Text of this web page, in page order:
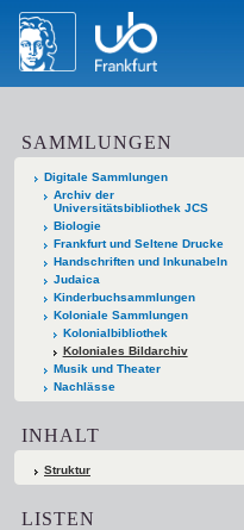
SAMMLUNGEN
Digitale Sammlungen
Archiv der
Universitätsbibliothek JCS
Biologie
Frankfurt und Seltene Drucke
Handschriften und Inkunabeln
Judaica
Kinderbuchsammlungen
Koloniale Sammlungen
Kolonialbibliothek
Koloniales Bildarchiv
Musik und Theater
Nachlässe
INHALT
Struktur
LISTEN